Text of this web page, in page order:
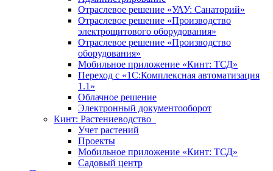
Отраслевое решение «УАУ: Санаторий»
Отраслевое решение «Производство
электрощитового оборудования»
Отраслевое решение «Производство
оборудования»
Мобильное приложение «Кинт: ТСД»
Переход с «1С:Комплексная автоматизация
1.1»
Облачное решение
Электронный документооборот
Кинт: Растениеводство
Учет растений
Проекты
Мобильное приложение «Кинт: ТСД»
Садовый центр